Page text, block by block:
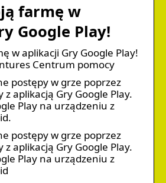
farmę w
Google Play!
w aplikacji Gry Google Play!
Centrum pomocy
postępy w grze poprzez
aplikacją Gry Google Play.
Play na urządzeniu z
postępy w grze poprzez
aplikacją Gry Google Play.
Play na urządzeniu z